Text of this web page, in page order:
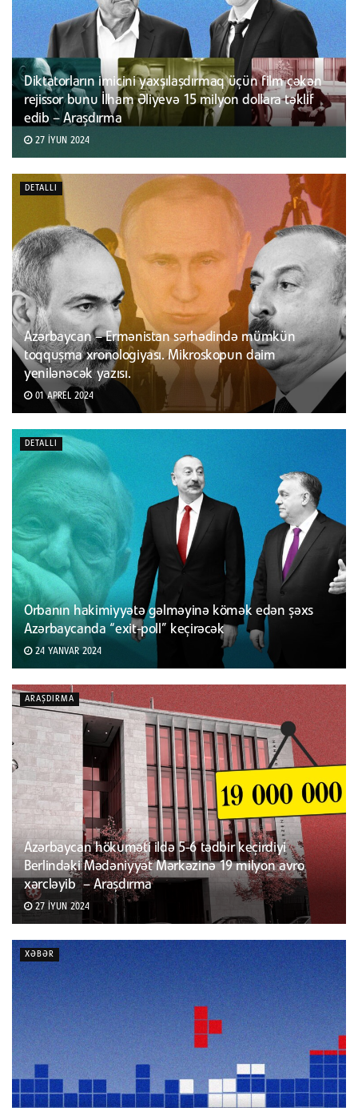
Diktatorların imicini yaxşılaşdırmaq üçün film çəkən
rejissor bunu İlham Əliyevə 15 milyon dollara təklif
edib – Araşdırma
27 İYUN 2024
DETALLI
Azərbaycan – Ermənistan sərhədində mümkün
toqquşma xronologiyası. Mikroskopun daim
yenilənəcək yazısı.
01 APREL 2024
DETALLI
Orbanın hakimiyyətə gəlməyinə kömək edən şəxs
Azərbaycanda “exit-poll” keçirəcək
24 YANVAR 2024
ARAŞDIRMA
Azərbaycan hökuməti ildə 5-6 tədbir keçirdiyi
Berlindəki Mədəniyyət Mərkəzinə 19 milyon avro
xərcləyib – Araşdırma
27 İYUN 2024
XƏBƏR